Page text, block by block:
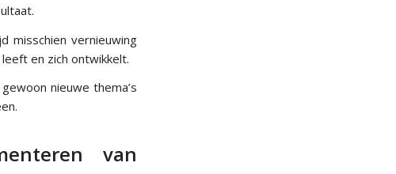
misschien vernieuwing
en zich ontwikkelt.
nieuwe thema’s
van